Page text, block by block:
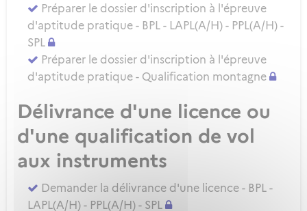
Préparer le dossier d'inscription à l'épreuve
d'aptitude pratique - BPL - LAPL(A/H) - PPL(A/H) -
SPL
Préparer le dossier d'inscription à l'épreuve
d'aptitude pratique - Qualification montagne
Délivrance d'une licence ou
d'une qualification de vol
aux instruments
Demander la délivrance d'une licence - BPL -
LAPL(A/H) - PPL(A/H) - SPL